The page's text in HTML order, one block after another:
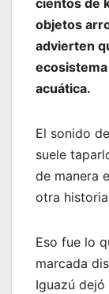
cientos de
objetos
advierten
acuática.
El sonido
suele
de manera
otra
Eso fue lo
marcada
Iguazú